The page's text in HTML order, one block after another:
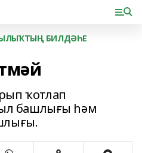
БИЛДӘҺЕ
ҡотлап
башлығы һәм